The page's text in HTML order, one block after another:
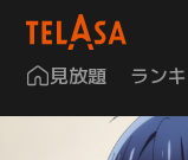
見放題 ラン